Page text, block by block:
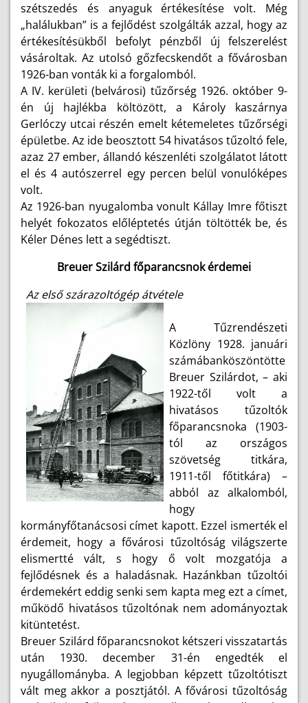
szétszedés és anyaguk értékesítése volt. Még
„halálukban” is a fejlődést szolgálták azzal, hogy az
értékesítésükből befolyt pénzből új felszerelést
vásároltak. Az utolsó gőzfecskendőt a fővárosban
1926-ban vonták ki a forgalomból.
A IV. kerületi (belvárosi) tűzőrség 1926. október 9-
én új hajlékba költözött, a Károly kaszárnya
Gerlóczy utcai részén emelt kétemeletes tűzőrségi
épületbe. Az ide beosztott 54 hivatásos tűzoltó fele,
azaz 27 ember, állandó készenléti szolgálatot látott
el és 4 autószerrel egy percen belül vonulóképes
volt.
Az 1926-ban nyugalomba vonult Kállay Imre főtiszt
helyét fokozatos előléptetés útján töltötték be, és
Kéler Dénes lett a segédtiszt.
Breuer Szilárd főparancsnok érdemei
Az első szárazoltógép átvétele
A Tűzrendészeti
Közlöny 1928. januári
számábanköszöntötte
Breuer Szilárdot, – aki
1922-től volt a
hivatásos tűzoltók
főparancsnoka (1903-
tól az országos
szövetség titkára,
1911-től főtitkára) –
abból az alkalomból,
hogy
kormányfőtanácsosi címet kapott. Ezzel ismerték el
érdemeit, hogy a fővárosi tűzoltóság világszerte
elismertté vált, s hogy ő volt mozgatója a
fejlődésnek és a haladásnak. Hazánkban tűzoltói
érdemekért eddig senki sem kapta meg ezt a címet,
működő hivatásos tűzoltónak nem adományoztak
kitüntetést.
Breuer Szilárd főparancsnokot kétszeri visszatartás
után 1930. december 31-én engedték el
nyugállományba. A legjobban képzett tűzoltótiszt
vált meg akkor a posztjától. A fővárosi tűzoltóság